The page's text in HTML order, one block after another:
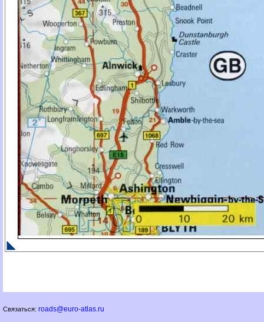
Связаться: roads@euro-atlas.ru